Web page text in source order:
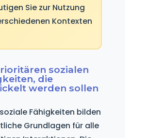
Sie zur Nutzung
Kontexten
sozialen
die
werden sollen
Fähigkeiten bilden
Grundlagen für alle